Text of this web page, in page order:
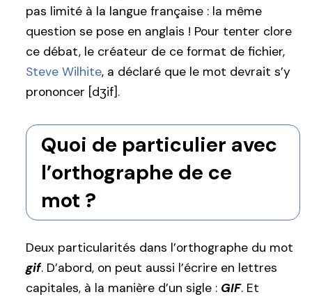
pas limité à la langue française : la même
question se pose en anglais ! Pour tenter clore
ce débat, le créateur de ce format de fichier,
Steve Wilhite, a déclaré que le mot devrait s’y
prononcer [dʒif].
Quoi de particulier avec
l’orthographe de ce
mot ?
Deux particularités dans l’orthographe du mot
gif. D’abord, on peut aussi l’écrire en lettres
capitales, à la manière d’un sigle : GIF. Et